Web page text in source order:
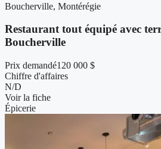
Boucherville, Montérégie
Restaurant tout équipé avec
Boucherville
Prix demandé120 000 $
Chiffre d'affaires
N/D
Voir la fiche
Épicerie